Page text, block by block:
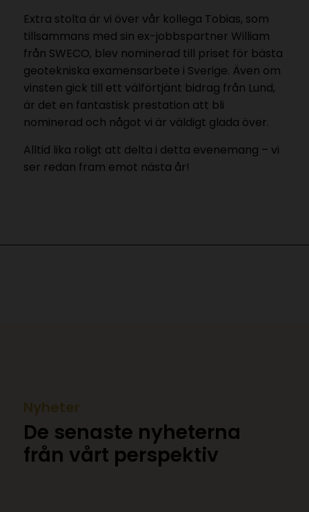
Extra stolta är vi över vår kollega Tobias, som
tillsammans med sin ex-jobbspartner William
från SWECO, blev nominerad till priset för bästa
geotekniska examensarbete i Sverige. Även om
vinsten gick till ett välförtjänt bidrag från Lund,
är det en fantastisk prestation att bli
nominerad och något vi är väldigt glada över.
Alltid lika roligt att delta i detta evenemang – vi
ser redan fram emot nästa år!
Nyheter
De senaste nyheterna
från vårt perspektiv